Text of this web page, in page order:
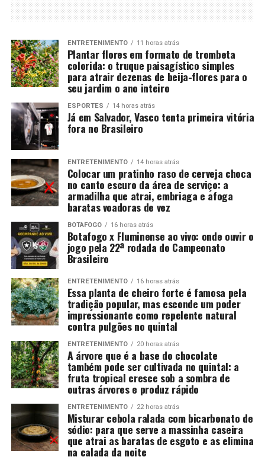
ENTRETENIMENTO 11 horas atrás
Plantar flores em formato de trombeta
colorida: o truque paisagístico simples
para atrair dezenas de beija-flores para o
seu jardim o ano inteiro
ESPORTES 14 horas atrás
Já em Salvador, Vasco tenta primeira vitória
fora no Brasileiro
ENTRETENIMENTO 14 horas atrás
Colocar um pratinho raso de cerveja choca
no canto escuro da área de serviço: a
armadilha que atrai, embriaga e afoga
baratas voadoras de vez
BOTAFOGO 16 horas atrás
Botafogo x Fluminense ao vivo: onde ouvir o
jogo pela 22ª rodada do Campeonato
Brasileiro
ENTRETENIMENTO 16 horas atrás
Essa planta de cheiro forte é famosa pela
tradição popular, mas esconde um poder
impressionante como repelente natural
contra pulgões no quintal
ENTRETENIMENTO 20 horas atrás
A árvore que é a base do chocolate
também pode ser cultivada no quintal: a
fruta tropical cresce sob a sombra de
outras árvores e produz rápido
ENTRETENIMENTO 22 horas atrás
Misturar cebola ralada com bicarbonato de
sódio: para que serve a massinha caseira
que atrai as baratas de esgoto e as elimina
na calada da noite